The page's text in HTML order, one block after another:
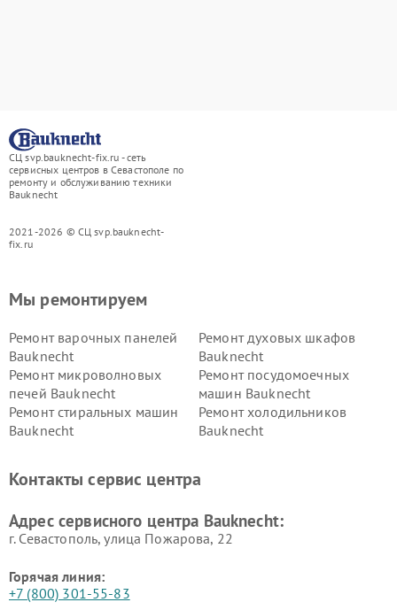
СЦ svp.bauknecht-fix.ru - сеть
сервисных центров в Севастополе по
ремонту и обслуживанию техники
Bauknecht
2021-2026 © СЦ svp.bauknecht-
fix.ru
Мы ремонтируем
Ремонт варочных панелей
Bauknecht
Ремонт духовых шкафов
Bauknecht
Ремонт микроволновых
печей Bauknecht
Ремонт посудомоечных
машин Bauknecht
Ремонт стиральных машин
Bauknecht
Ремонт холодильников
Bauknecht
Контакты сервис центра
Адрес сервисного центра Bauknecht:
г. Севастополь, улица Пожарова, 22
Горячая линия:
+7 (800) 301-55-83